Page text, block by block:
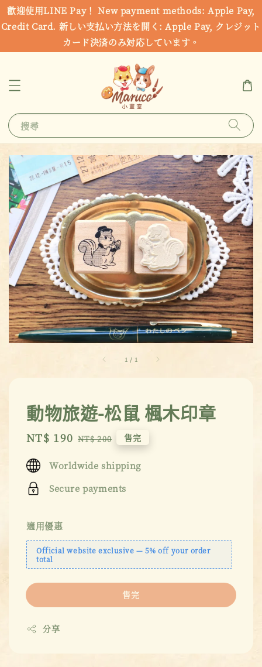
歡迎使用LINE Pay！ New payment methods: Apple Pay,
Credit Card. 新しい支払い方法を開く: Apple Pay, クレジット
カード決済のみ対応しています。
搜尋
1 / 1
動物旅遊-松鼠 楓木印章
Sale
NT$ 190 Regular
NT$ 200 售完
Worldwide shipping
Secure payments
適用優惠
Official website exclusive — 5% off your order
total
售完
分享